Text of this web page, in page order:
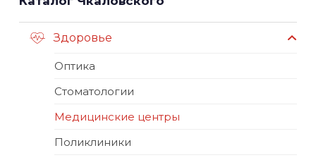
Здоровье
Оптика
Стоматологии
Медицинские центры
Поликлиники